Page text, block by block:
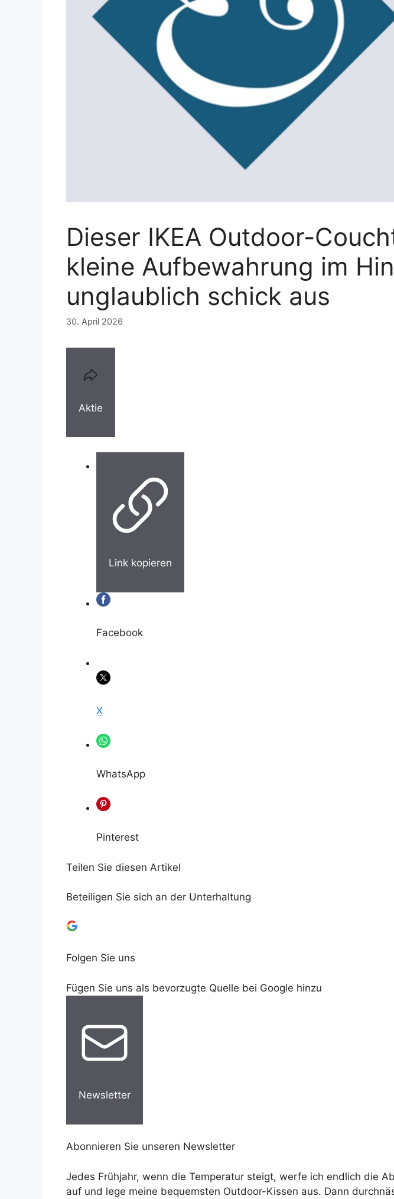
Dieser IKEA Outdoor-
kleine Aufbewahrung im
unglaublich schick aus
30. April 2026
Aktie
Link kopieren
Facebook
X
WhatsApp
Pinterest
Teilen Sie diesen Artikel
Beteiligen Sie sich an der Unterhaltung
Folgen Sie uns
Fügen Sie uns als bevorzugte Quelle bei Google hinzu
Newsletter
Abonnieren Sie unseren Newsletter
Jedes Frühjahr, wenn die Temperatur steigt, werfe ich endlich die
auf und lege meine bequemsten Outdoor-Kissen aus. Dann